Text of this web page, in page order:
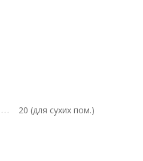
20 (для сухих пом.)